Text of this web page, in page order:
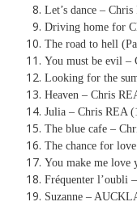
Let’s dance –
Driving home for
The road to hell
You must be evil –
Looking for the
Heaven – Chris
Julia – Chris REA
The blue cafe –
The chance for
You make me love
Fréquenter l’oubli
Suzanne –